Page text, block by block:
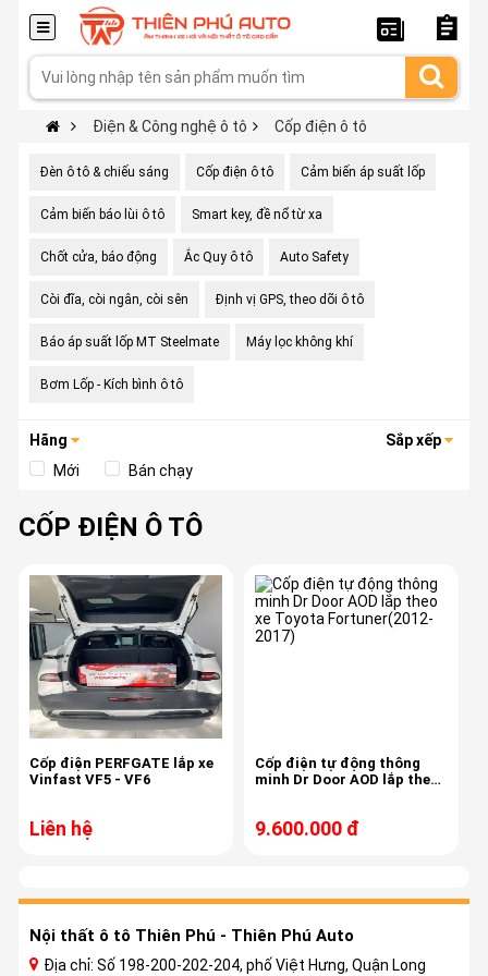
Điện & Công nghệ ô tô Cốp điện ô tô
Đèn ô tô & chiếu sáng Cốp điện ô tô Cảm biến áp suất lốp
Cảm biến báo lùi ô tô Smart key, đề nổ từ xa
Chốt cửa, báo động Ắc Quy ô tô Auto Safety
Còi đĩa, còi ngân, còi sên Định vị GPS, theo dõi ô tô
Báo áp suất lốp MT Steelmate Máy lọc không khí
Bơm Lốp - Kích bình ô tô
Hãng
Sắp xếp
Mới
Bán chạy
CỐP ĐIỆN Ô TÔ
Cốp điện PERFGATE lắp xe
Vinfast VF5 - VF6
Liên hệ
Cốp điện tự động thông
minh Dr Door AOD lắp theo
9.600.000 đ
Nội thất ô tô Thiên Phú - Thiên Phú Auto
Địa chỉ: Số 198-200-202-204, phố Việt Hưng, Quận Long